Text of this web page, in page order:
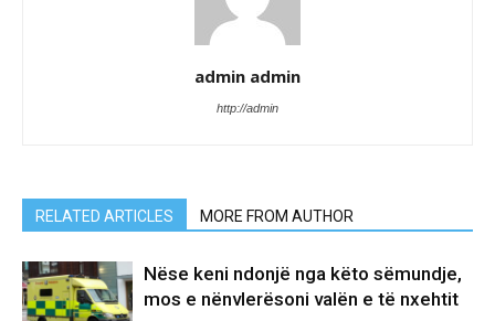
admin admin
http://admin
RELATED ARTICLES MORE FROM AUTHOR
Nëse keni ndonjë nga këto sëmundje,
mos e nënvlerësoni valën e të nxehtit